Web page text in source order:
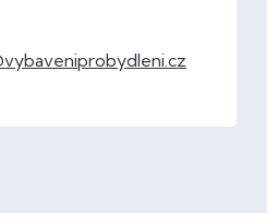
vybaveniprobydleni.cz